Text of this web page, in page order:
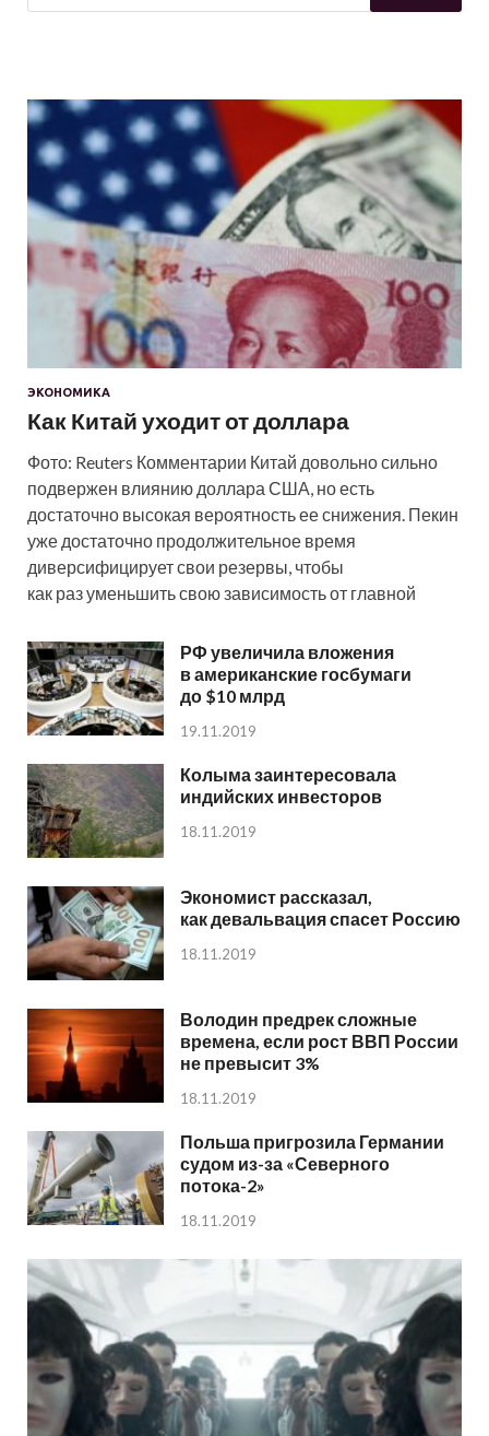
ЭКОНОМИКА
Как Китай уходит от доллара
Фото: Reuters Комментарии Китай довольно сильно
подвержен влиянию доллара США, но есть
достаточно высокая вероятность ее снижения. Пекин
уже достаточно продолжительное время
диверсифицирует свои резервы, чтобы
как раз уменьшить свою зависимость от главной
РФ увеличила вложения
в американские госбумаги
до $10 млрд
19.11.2019
Колыма заинтересовала
индийских инвесторов
18.11.2019
Экономист рассказал,
как девальвация спасет Россию
18.11.2019
Володин предрек сложные
времена, если рост ВВП России
не превысит 3%
18.11.2019
Польша пригрозила Германии
судом из-за «Северного
потока-2»
18.11.2019